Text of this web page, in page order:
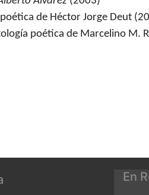
de Héctor Jorge Deut
poética de Marcelino M.
En